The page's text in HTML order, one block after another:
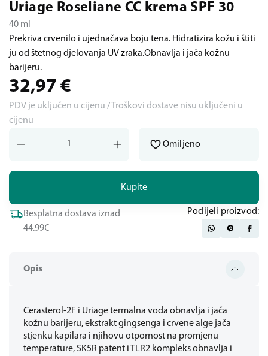
Opis
Cerasterol-2F i Uriage termalna voda obnavlja i jača
kožnu barijeru, ekstrakt gingsenga i crvene alge jača
stjenku kapilara i njihovu otpornost na promjenu
temperature, SK5R patent i TLR2 kompleks obnavlja i
Uriage Roseliane CC krema SPF 30
40 ml
Prekriva crvenilo i ujednačava boju tena. Hidratizira kožu i štiti
ju od štetnog djelovanja UV zraka.Obnavlja i jača kožnu
barijeru.
32,97 €
PDV je uključen u cijenu / Troškovi dostave nisu uključeni u
cijenu
Kupite
Omiljeno
Besplatna dostava iznad
44.99€
Podijeli proizvod: